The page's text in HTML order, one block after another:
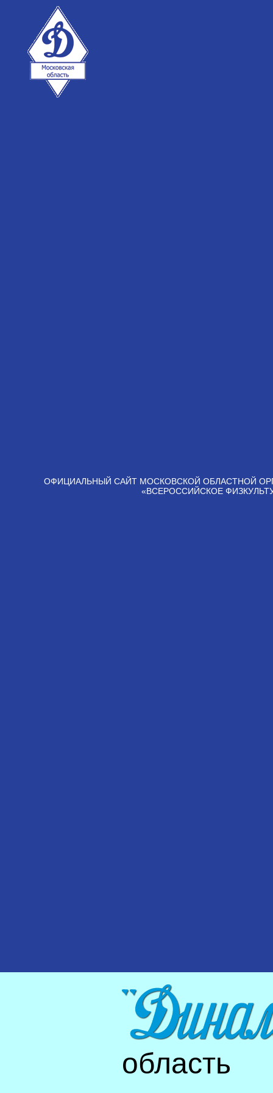
ОФИЦИАЛЬНЫЙ САЙТ МОСКОВСКОЙ ОБЛАСТНОЙ
«ВСЕРОССИЙСКОЕ
область